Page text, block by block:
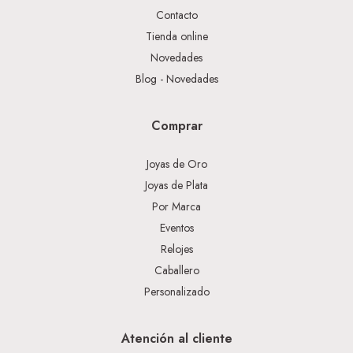
Contacto
Tienda online
Novedades
Blog - Novedades
Comprar
Joyas de Oro
Joyas de Plata
Por Marca
Eventos
Relojes
Caballero
Personalizado
Atención al cliente